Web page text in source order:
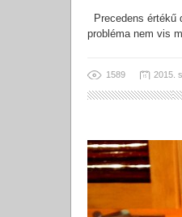
Precedens értékű
probléma nem vis
1589 2015.